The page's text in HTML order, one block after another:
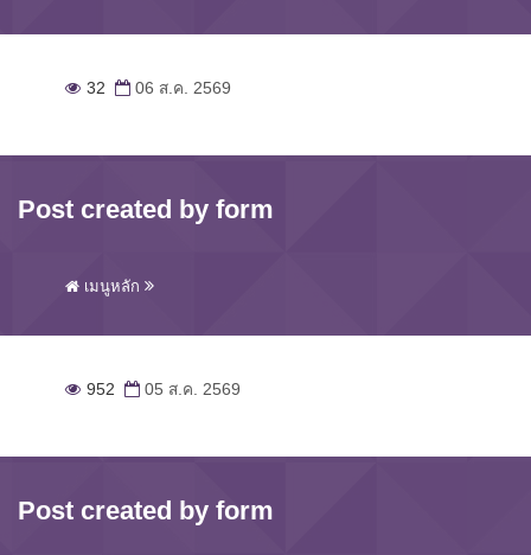
32 06 ส.ค. 2569
Post created by form
เมนูหลัก
952 05 ส.ค. 2569
Post created by form